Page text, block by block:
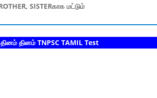
SISTERகாக மட்டும்
TNPSC TAMIL Test